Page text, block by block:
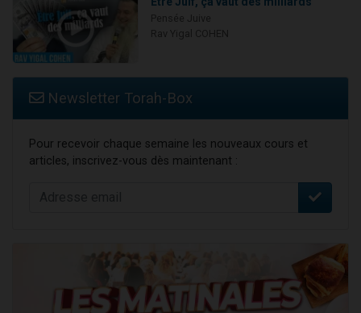
Newsletter Torah-Box
Pour recevoir chaque semaine les nouveaux cours et
articles, inscrivez-vous dès maintenant :